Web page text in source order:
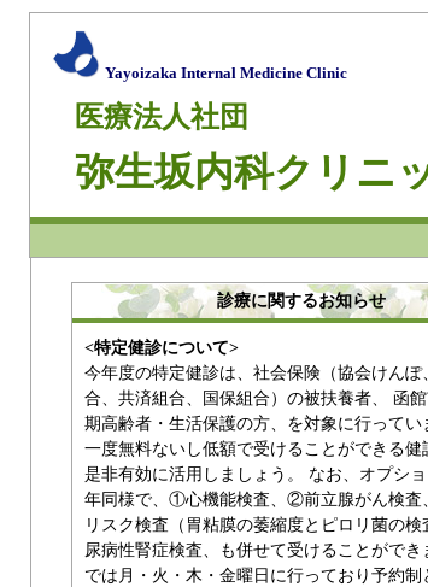
Yayoizaka Internal Medicine Clinic
医療法人社団
弥生坂内科クリニ
診療に関するお知らせ
<特定健診について>
今年度の特定健診は、社会保険（協会けんぽ
合、共済組合、国保組合）の被扶養者、 函
期高齢者・生活保護の方、を対象に行ってい
一度無料ないし低額で受けることができる健
是非有効に活用しましょう。 なお、オプシ
年同様で、①心機能検査、②前立腺がん検
リスク検査（胃粘膜の萎縮度とピロリ菌の
尿病性腎症検査、も併せて受けることができ
では月・火・木・金曜日に行っており予約制